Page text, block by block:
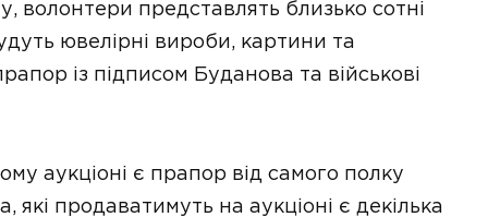
волонтери представлять близько сотні
ювелірні вироби, картини та
із підписом Буданова та військові
аукціоні є прапор від самого полку
які продаватимуть на аукціоні є декілька